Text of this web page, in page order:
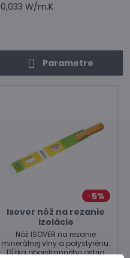
0,033 W/m.K
Parametre
5%
Isover nôž na rezanie
izolácie
Nôž ISOVER na rezanie
minerálnej vlny a polystyrénu.
Dĺžka obojstranného ostria